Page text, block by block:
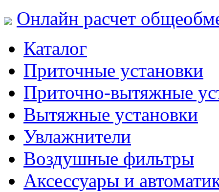
Онлайн расчет
Каталог
Приточные установки
Приточно-вытяжные
Вытяжные установки
Увлажнители
Воздушные фильтры
Аксессуары и